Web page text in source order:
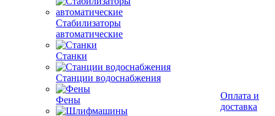
Стабилизаторы
автоматические
Станки
Станции водоснабжения
Фены
Оплата и
доставка